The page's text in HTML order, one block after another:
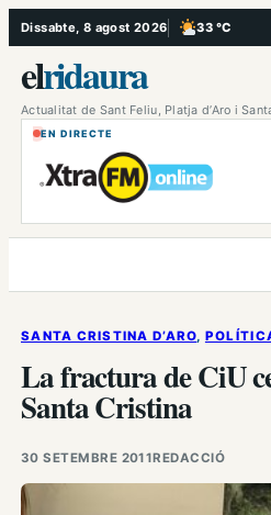
Vés
al
contingut
Dissabte, 8 agost 2026 33 °C
, Poc ennuvolat
elridaura
Actualitat de Sant Feliu, Platja d’Aro i
EN DIRECTE
SANTA CRISTINA D’ARO,
La fractura de CiU
Santa Cristina
30 SETEMBRE 2011REDACCIÓ